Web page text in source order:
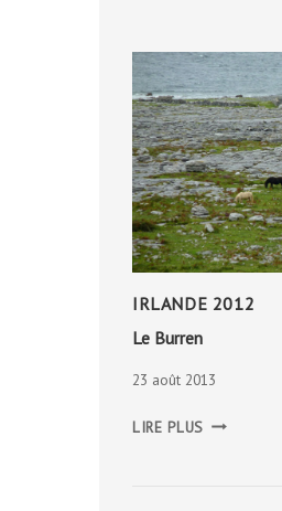
IRLANDE 2012
Le Burren
23 août 2013
LIRE PLUS BURREN